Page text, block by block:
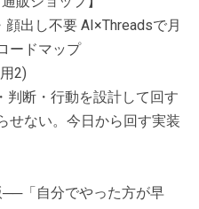
顔出し不要 AI×Threadsで月
ードマップ
2)
断・行動を設計して回す
せない。今日から回す実装
「自分でやった方が早